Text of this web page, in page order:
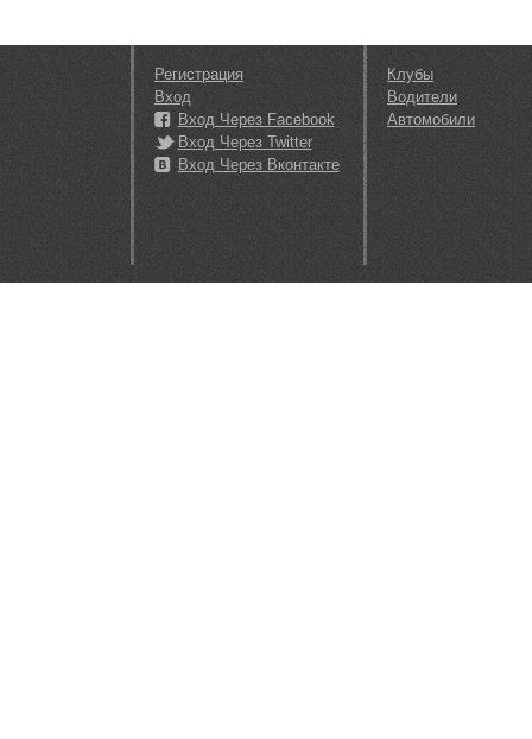
Регистрация
Вход
Вход Через Facebook
Вход Через Twitter
Вход Через Вконтакте
Клубы
Водители
Автомобили